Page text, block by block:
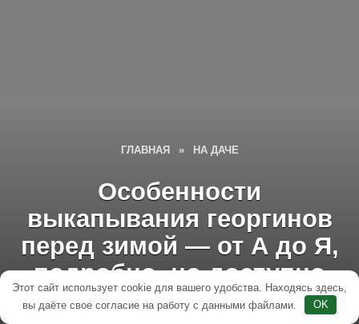
ГЛАВНАЯ » НА ДАЧЕ
Особенности
выкапывания георгинов
перед зимой — от А до Я,
подробно, но доступно
Этот сайт использует cookie для вашего удобства. Находясь здесь,
вы даёте свое согласие на работу с данными файлами.
OK